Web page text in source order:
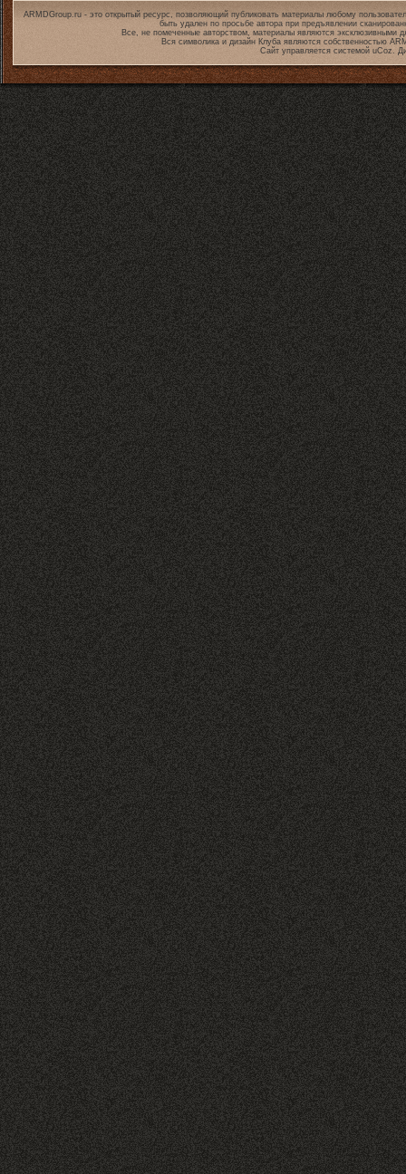
ARMDGroup.ru - это открытый ресурс, позволяющий публиковать материалы любому
быть удален по просьбе автора при предъявлении
Все, не помеченные авторством, материалы являются эксклюзивными
Вся символика и дизайн Клуба являются собственностью
Сайт управляется системой uCoz.